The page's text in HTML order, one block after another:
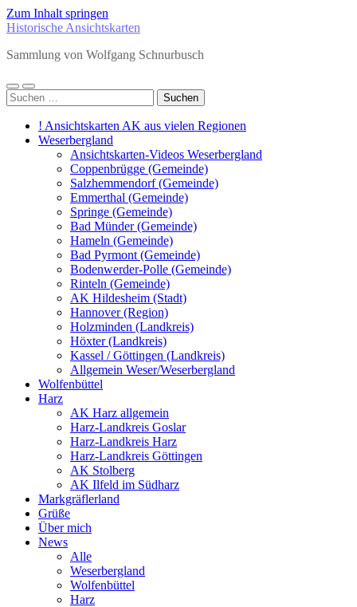
Zum Inhalt springen
Historische Ansichtskarten
Sammlung von Wolfgang Schnurbusch
Mobile-
Menü
Suchfeld
ein-/ausblenden
Suchen
nach:
! Ansichtskarten AK aus vielen Regionen
Weserbergland
Ansichtskarten-Videos Weserbergland
Coppenbrügge (Gemeinde)
Salzhemmendorf (Gemeinde)
Emmerthal (Gemeinde)
Springe (Gemeinde)
Bad Münder (Gemeinde)
Hameln (Gemeinde)
Bad Pyrmont (Gemeinde)
Bodenwerder-Polle (Gemeinde)
Rinteln (Gemeinde)
AK Hildesheim (Stadt)
Hannover (Region)
Holzminden (Landkreis)
Höxter (Landkreis)
Kassel / Göttingen (Landkreis)
Allgemein Weser/Weserbergland
Wolfenbüttel
Harz
AK Harz allgemein
Harz-Landkreis Goslar
Harz-Landkreis Harz
Harz-Landkreis Göttingen
AK Stolberg
AK Ilfeld im Südharz
Markgräflerland
Grüße
Über mich
News
Alle
Weserbergland
Wolfenbüttel
Harz